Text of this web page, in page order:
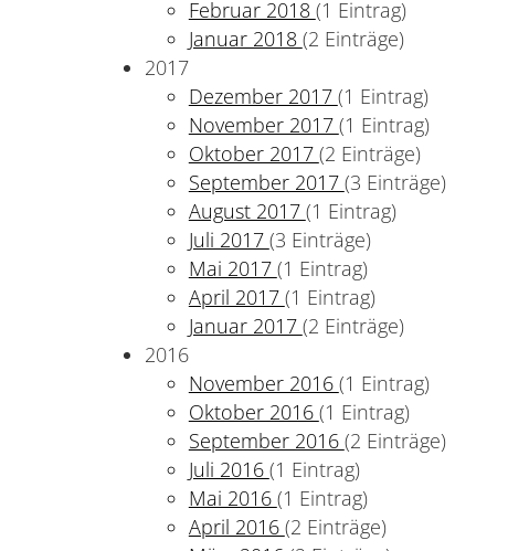
Februar 2018 (1 Eintrag)
Januar 2018 (2 Einträge)
2017
Dezember 2017 (1 Eintrag)
November 2017 (1 Eintrag)
Oktober 2017 (2 Einträge)
September 2017 (3 Einträge)
August 2017 (1 Eintrag)
Juli 2017 (3 Einträge)
Mai 2017 (1 Eintrag)
April 2017 (1 Eintrag)
Januar 2017 (2 Einträge)
2016
November 2016 (1 Eintrag)
Oktober 2016 (1 Eintrag)
September 2016 (2 Einträge)
Juli 2016 (1 Eintrag)
Mai 2016 (1 Eintrag)
April 2016 (2 Einträge)